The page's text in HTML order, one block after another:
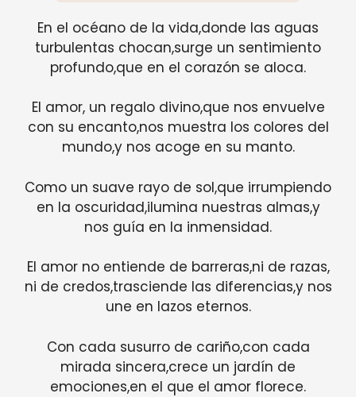
En el océano de la vida,donde las aguas
turbulentas chocan,surge un sentimiento
profundo,que en el corazón se aloca.
El amor, un regalo divino,que nos envuelve
con su encanto,nos muestra los colores del
mundo,y nos acoge en su manto.
Como un suave rayo de sol,que irrumpiendo
en la oscuridad,ilumina nuestras almas,y
nos guía en la inmensidad.
El amor no entiende de barreras,ni de razas,
ni de credos,trasciende las diferencias,y nos
une en lazos eternos.
Con cada susurro de cariño,con cada
mirada sincera,crece un jardín de
emociones,en el que el amor florece.